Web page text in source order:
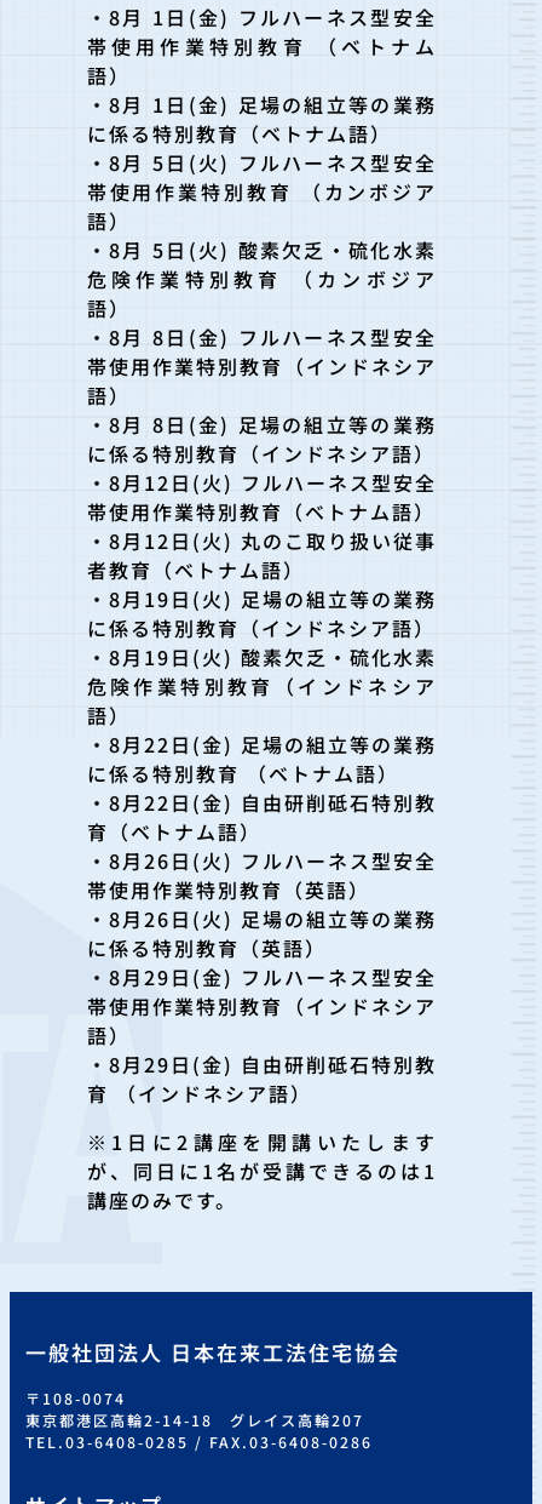
・8月 1日(金) フルハーネス型安全
帯使用作業特別教育 （ベトナム
語）
・8月 1日(金) 足場の組立等の業務
に係る特別教育（ベトナム語）
・8月 5日(火) フルハーネス型安全
帯使用作業特別教育 （カンボジア
語）
・8月 5日(火) 酸素欠乏・硫化水素
危険作業特別教育 （カンボジア
語）
・8月 8日(金) フルハーネス型安全
帯使用作業特別教育（インドネシア
語）
・8月 8日(金) 足場の組立等の業務
に係る特別教育（インドネシア語）
・8月12日(火) フルハーネス型安全
帯使用作業特別教育（ベトナム語）
・8月12日(火) 丸のこ取り扱い従事
者教育（ベトナム語）
・8月19日(火) 足場の組立等の業務
に係る特別教育（インドネシア語）
・8月19日(火) 酸素欠乏・硫化水素
危険作業特別教育（インドネシア
語）
・8月22日(金) 足場の組立等の業務
に係る特別教育 （ベトナム語）
・8月22日(金) 自由研削砥石特別教
育（ベトナム語）
・8月26日(火) フルハーネス型安全
帯使用作業特別教育（英語）
・8月26日(火) 足場の組立等の業務
に係る特別教育（英語）
・8月29日(金) フルハーネス型安全
帯使用作業特別教育（インドネシア
語）
・8月29日(金) 自由研削砥石特別教
育 （インドネシア語）
※1日に2講座を開講いたします
が、同日に1名が受講できるのは1
講座のみです。
一般社団法人 日本在来工法住宅協会
〒108-0074
東京都港区高輪2-14-18 グレイス高輪207
TEL.03-6408-0285 / FAX.03-6408-0286